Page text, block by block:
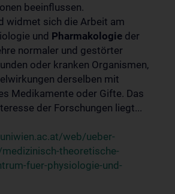
beeinflussen.
widmet sich die Arbeit am
und Pharmakologie der
normaler und gestörter
oder kranken Organismen,
derselben mit
Medikamente oder Gifte. Das
der Forschungen liegt...
web/ueber-
theoretische-
fuer-physiologie-und-